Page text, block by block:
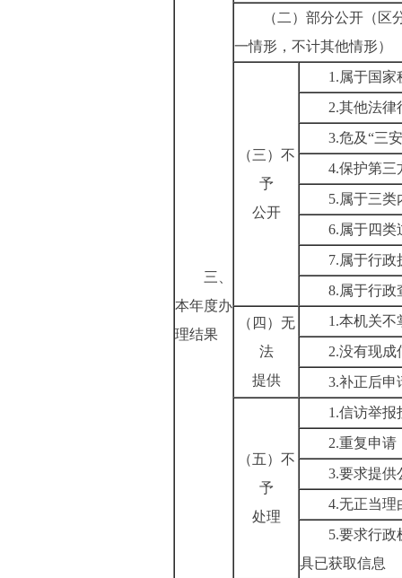
三、
本年度办
理结果
（二）部分公开（区
一情形，不计其他情形）
（三）不
予
公开
1.属于国家
2.其他法律
3.危及“三
4.保护第三
5.属于三类
6.属于四类
7.属于行政
8.属于行政
（四）无
法
提供
1.本机关不
2.没有现成
3.补正后申
（五）不
予
处理
1.信访举报
2.重复申请
3.要求提供
4.无正当理
5.要求行政
具已获取信息